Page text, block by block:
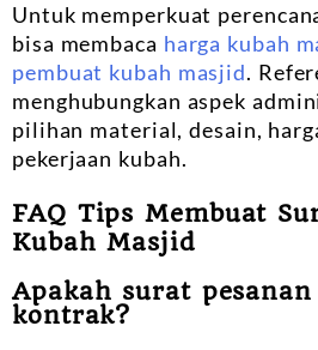
Untuk memperkuat
bisa membaca harga kubah
pembuat kubah masjid.
menghubungkan aspek
pilihan material, desain,
pekerjaan kubah.
FAQ Tips Membuat
Kubah Masjid
Apakah surat
kontrak?